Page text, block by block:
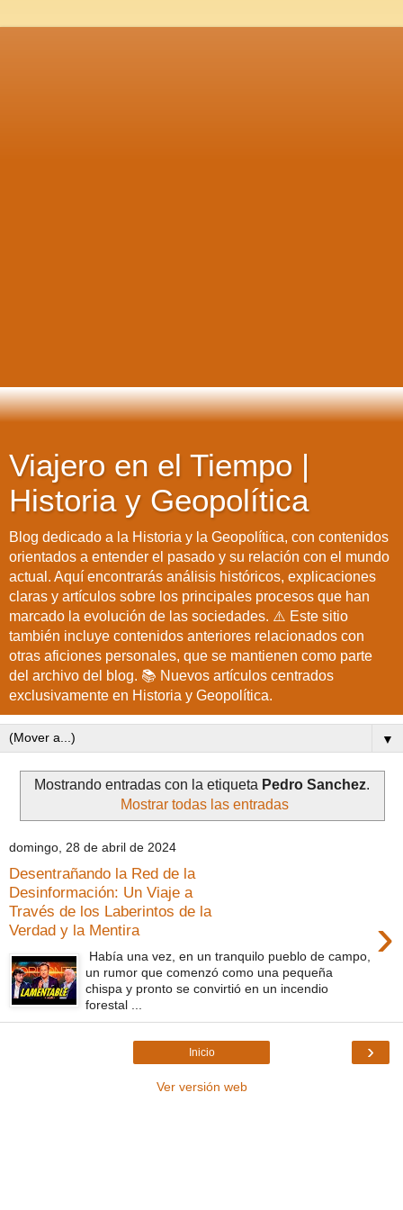
Viajero en el Tiempo |
Historia y Geopolítica
Blog dedicado a la Historia y la Geopolítica, con contenidos
orientados a entender el pasado y su relación con el mundo
actual. Aquí encontrarás análisis históricos, explicaciones
claras y artículos sobre los principales procesos que han
marcado la evolución de las sociedades. ⚠️ Este sitio
también incluye contenidos anteriores relacionados con
otras aficiones personales, que se mantienen como parte
del archivo del blog. 📚 Nuevos artículos centrados
exclusivamente en Historia y Geopolítica.
▼
Mostrando entradas con la etiqueta Pedro Sanchez.
Mostrar todas las entradas
domingo, 28 de abril de 2024
Desentrañando la Red de la
Desinformación: Un Viaje a
Través de los Laberintos de la
Verdad y la Mentira
›
Había una vez, en un tranquilo pueblo de campo,
un rumor que comenzó como una pequeña
chispa y pronto se convirtió en un incendio
forestal ...
›
Inicio
Ver versión web